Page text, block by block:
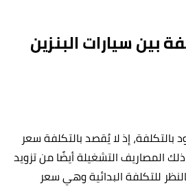
بين سيارات البنزين
إذ لا يُقصد بالتكلفة سعر
المصاريف التشغيلة أيضًا من تزويد
للتكلفة البدائية وهي سعر